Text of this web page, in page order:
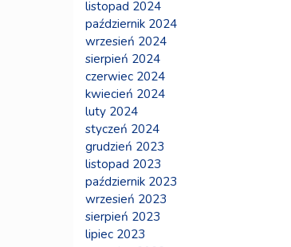
listopad 2024
październik 2024
wrzesień 2024
sierpień 2024
czerwiec 2024
kwiecień 2024
luty 2024
styczeń 2024
grudzień 2023
listopad 2023
październik 2023
wrzesień 2023
sierpień 2023
lipiec 2023